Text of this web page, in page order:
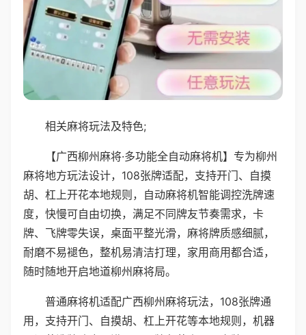
相关麻将玩法及特色;
【广西柳州麻将·多功能全自动麻将机】专为柳州
麻将地方玩法设计，108张牌适配，支持开门、自摸
胡、杠上开花本地规则，自动麻将机智能调控洗牌速
度，快慢可自由切换，满足不同牌友节奏需求，卡
牌、飞牌零失误，桌面平整光滑，麻将牌质感细腻，
耐磨不易褪色，整机易清洁打理，家用商用都合适，
随时随地开启地道柳州麻将局。
普通麻将机适配广西柳州麻将玩法，108张牌通
用，支持开门、自摸胡、杠上开花等本地规则，机器